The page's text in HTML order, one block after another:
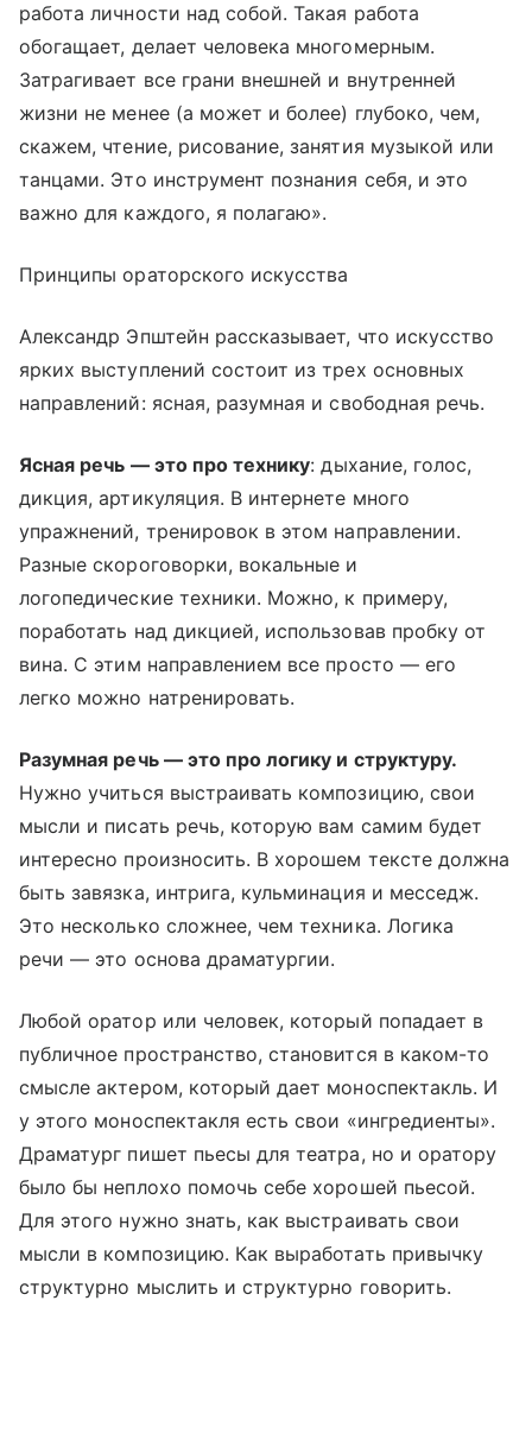
работа личности над собой. Такая работа
обогащает, делает человека многомерным.
Затрагивает все грани внешней и внутренней
жизни не менее (а может и более) глубоко, чем,
скажем, чтение, рисование, занятия музыкой или
танцами. Это инструмент познания себя, и это
важно для каждого, я полагаю».
Принципы ораторского искусства
Александр Эпштейн рассказывает, что искусство
ярких выступлений состоит из трех основных
направлений: ясная, разумная и свободная речь.
Ясная речь — это про технику: дыхание, голос,
дикция, артикуляция. В интернете много
упражнений, тренировок в этом направлении.
Разные скороговорки, вокальные и
логопедические техники. Можно, к примеру,
поработать над дикцией, использовав пробку от
вина. С этим направлением все просто — его
легко можно натренировать.
Разумная речь — это про логику и структуру.
Нужно учиться выстраивать композицию, свои
мысли и писать речь, которую вам самим будет
интересно произносить. В хорошем тексте должна
быть завязка, интрига, кульминация и месседж.
Это несколько сложнее, чем техника. Логика
речи — это основа драматургии.
Любой оратор или человек, который попадает в
публичное пространство, становится в каком-то
смысле актером, который дает моноспектакль. И
у этого моноспектакля есть свои «ингредиенты».
Драматург пишет пьесы для театра, но и оратору
было бы неплохо помочь себе хорошей пьесой.
Для этого нужно знать, как выстраивать свои
мысли в композицию. Как выработать привычку
структурно мыслить и структурно говорить.